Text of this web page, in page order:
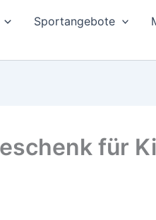
Sportangebote
für